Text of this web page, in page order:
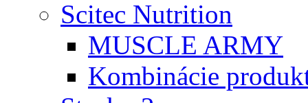
Scitec Nutrition
MUSCLE ARMY
Kombinácie